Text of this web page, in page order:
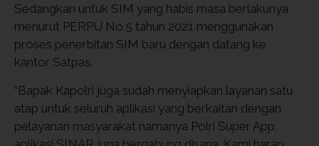
Sedangkan untuk SIM yang habis masa berlakunya
menurut PERPU No.5 tahun 2021 menggunakan
proses penerbitan SIM baru dengan datang ke
kantor Satpas.
“Bapak Kapolri juga sudah menyiapkan layanan satu
atap untuk seluruh aplikasi yang berkaitan dengan
pelayanan masyarakat namanya Polri Super App,